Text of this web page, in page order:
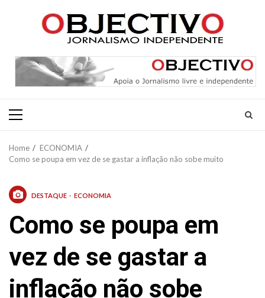
Primary
Home
ECONOMIA
Como se poupa em vez de se gastar a inflação não sobe muito
DESTAQUE ECONOMIA
Como se poupa em
vez de se gastar a
inflação não sobe